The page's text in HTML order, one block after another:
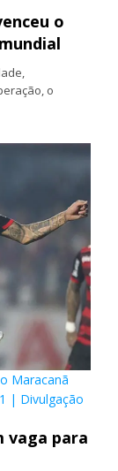
o
o
Maracanã
| Divulgação
vaga para